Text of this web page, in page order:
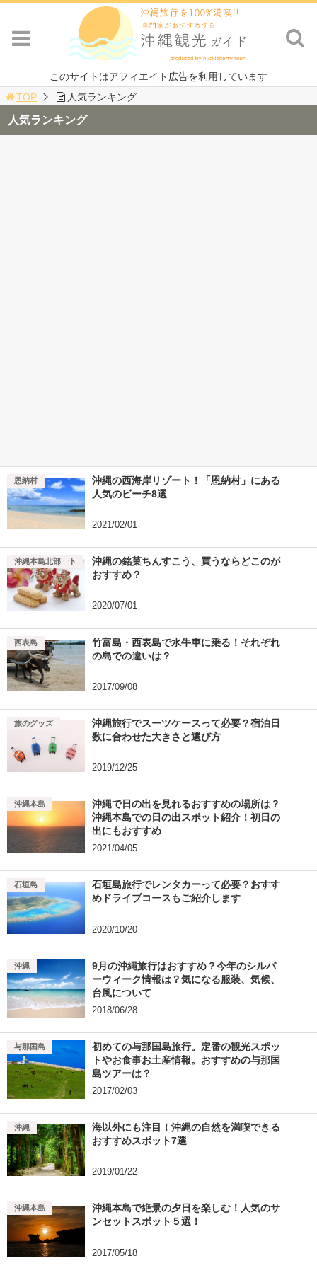
このサイトはアフィエイト広告を利用しています
TOP
人気ランキング
人気ランキング
沖縄の西海岸リゾート！「恩納村」にある
人気のビーチ8選
2021/02/01
恩納村
沖縄の銘菓ちんすこう、買うならどこのが
おすすめ？
2020/07/01
沖縄旅行のヒント
沖縄本島北部
竹富島・西表島で水牛車に乗る！それぞれ
の島での違いは？
2017/09/08
竹富島
西表島
沖縄旅行でスーツケースって必要？宿泊日
数に合わせた大きさと選び方
2019/12/25
旅のグッズ
沖縄で日の出を見れるおすすめの場所は？
沖縄本島での日の出スポット紹介！初日の
出にもおすすめ
2021/04/05
沖縄本島
石垣島旅行でレンタカーって必要？おすす
めドライブコースもご紹介します
2020/10/20
石垣島
9月の沖縄旅行はおすすめ？今年のシルバ
ーウィーク情報は？気になる服装、気候、
台風について
2018/06/28
沖縄
初めての与那国島旅行。定番の観光スポッ
トやお食事お土産情報。おすすめの与那国
島ツアーは？
2017/02/03
与那国島
海以外にも注目！沖縄の自然を満喫できる
おすすめスポット7選
2019/01/22
沖縄
沖縄本島で絶景の夕日を楽しむ！人気のサ
ンセットスポット５選！
2017/05/18
沖縄本島